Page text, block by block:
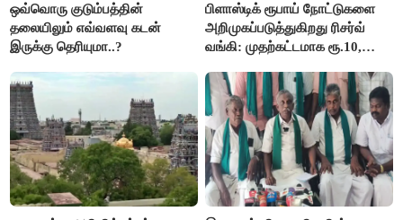
ஒவ்வொரு குடும்பத்தின்
தலையிலும் எவ்வளவு கடன்
இருக்கு தெரியுமா..?
பிளாஸ்டிக் ரூபாய் நோட்டுகளை
அறிமுகப்படுத்துகிறது ரிசர்வ்
வங்கி: முதற்கட்டமாக ரூ.10,